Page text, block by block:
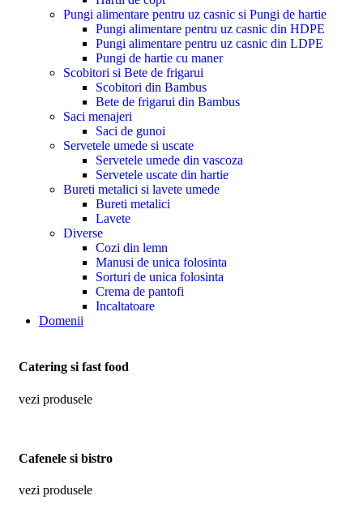
Pungi alimentare pentru uz casnic si Pungi de hartie
Pungi alimentare pentru uz casnic din HDPE
Pungi alimentare pentru uz casnic din LDPE
Pungi de hartie cu maner
Scobitori si Bete de frigarui
Scobitori din Bambus
Bete de frigarui din Bambus
Saci menajeri
Saci de gunoi
Servetele umede si uscate
Servetele umede din vascoza
Servetele uscate din hartie
Bureti metalici si lavete umede
Bureti metalici
Lavete
Diverse
Cozi din lemn
Manusi de unica folosinta
Sorturi de unica folosinta
Crema de pantofi
Incaltatoare
Domenii
Catering si fast food
vezi produsele
Cafenele si bistro
vezi produsele